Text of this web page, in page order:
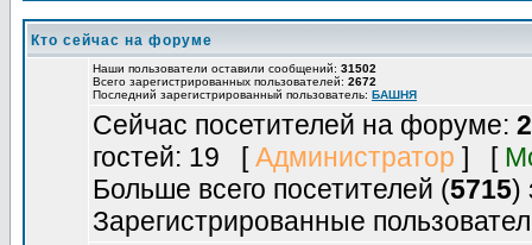
Кто сейчас на форуме
Наши пользователи оставили сообщений: 31502
Всего зарегистрированных пользователей: 2672
Последний зарегистрированный пользователь: БАШНЯ
Сейчас посетителей на форуме:
гостей: 19 [Администратор ] [
Больше всего посетителей (5715)
Зарегистрированные